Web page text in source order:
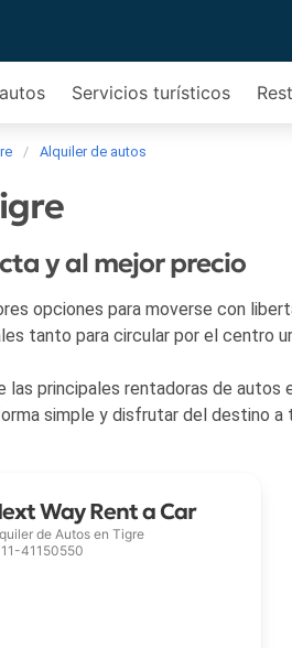
Servicios turísticos
Alquiler de autos
y al mejor precio
opciones para moverse con
tanto para circular por el centro
las principales rentadoras de
simple y disfrutar del destino a
Way Rent a Car
de Autos en Tigre
11-41150550